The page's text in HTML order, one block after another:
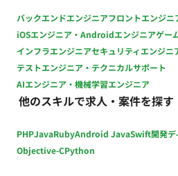
バックエンドエンジニアフロントエンジニ
iOSエンジニア・Androidエンジニアゲー
インフラエンジニアセキュリティエンジニ
テストエンジニア・テクニカルサポート
AIエンジニア・機械学習エンジニア
他のスキルで求人・案件を探す
PHPJavaRubyAndroid JavaSwift開発
Objective-CPython